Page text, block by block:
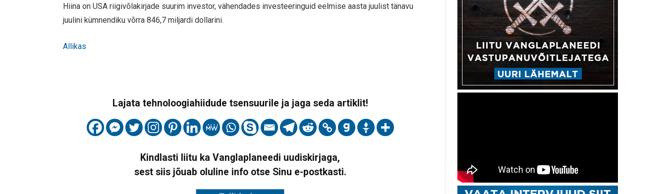
Hiina on USA riigivõlakirjade suurim investor, vähendades investeeringuid eelmise aasta juulist tänavu
juulini kümnendiku võrra 846,7 miljardi dollarini.
Allikas
Lajata tehnoloogiahiidude tsensuurile ja jaga seda artiklit!
Kindlasti liitu ka Vanglaplaneedi uudiskirjaga,
sest siis jõuab oluline info otse Sinu e-postkasti.